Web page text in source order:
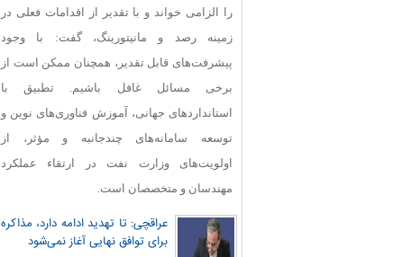
را الزامی خواند و با تقدیر از اقدامات فعلی در
زمینه رصد و مانیتورینگ، گفت: با وجود
پیشرفت‌های قابل‌ تقدیر، همچنان ممکن است از
برخی مسائل غافل باشیم. تطبیق با
استانداردهای جهانی، آموزش فناوری‌های نوین و
توسعه سامانه‌های چندجانبه و مؤثر، از
اولویت‌های وزارت نفت در ارتقاء عملکرد
مهندسان و متخصصان است.
عراقچی: تا تهدید ادامه دارد، مذاکره
برای توافق نهایی آغاز نمی‌شود